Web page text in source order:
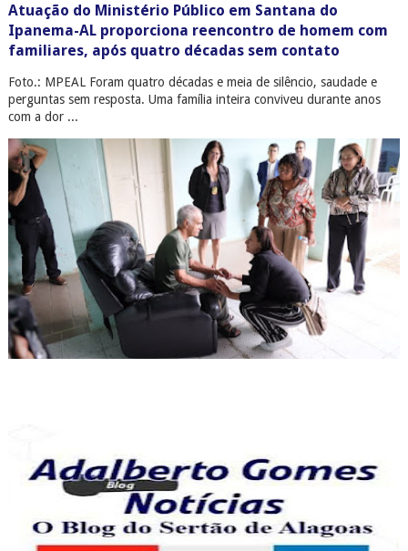
Atuação do Ministério Público em Santana do
Ipanema-AL proporciona reencontro de homem com
familiares, após quatro décadas sem contato
Foto.: MPEAL Foram quatro décadas e meia de silêncio, saudade e
perguntas sem resposta. Uma família inteira conviveu durante anos
com a dor ...